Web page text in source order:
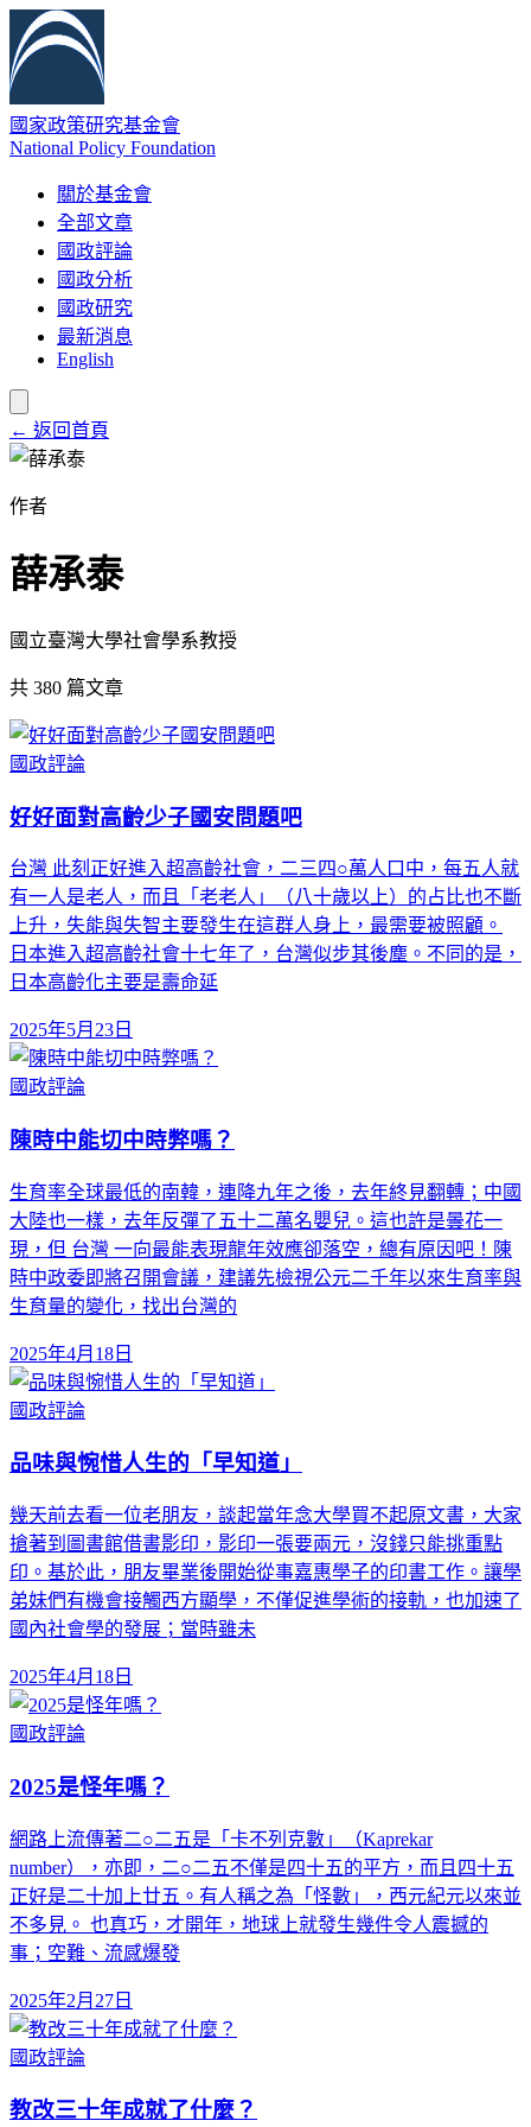
國家政策研究基金會
National Policy Foundation
關於基金會
全部文章
國政評論
國政分析
國政研究
最新消息
English
← 返回首頁
作者
薛承泰
國立臺灣大學社會學系教授
共 380 篇文章
國政評論
好好面對高齡少子國安問題吧
台灣 此刻正好進入超高齡社會，二三四○萬人口中，每五人就
有一人是老人，而且「老老人」（八十歲以上）的占比也不斷
上升，失能與失智主要發生在這群人身上，最需要被照顧。
日本進入超高齡社會十七年了，台灣似步其後塵。不同的是，
日本高齡化主要是壽命延
2025年5月23日
國政評論
陳時中能切中時弊嗎？
生育率全球最低的南韓，連降九年之後，去年終見翻轉；中國
大陸也一樣，去年反彈了五十二萬名嬰兒。這也許是曇花一
現，但 台灣 一向最能表現龍年效應卻落空，總有原因吧！陳
時中政委即將召開會議，建議先檢視公元二千年以來生育率與
生育量的變化，找出台灣的
2025年4月18日
國政評論
品味與惋惜人生的「早知道」
幾天前去看一位老朋友，談起當年念大學買不起原文書，大家
搶著到圖書館借書影印，影印一張要兩元，沒錢只能挑重點
印。基於此，朋友畢業後開始從事嘉惠學子的印書工作。讓學
弟妹們有機會接觸西方顯學，不僅促進學術的接軌，也加速了
國內社會學的發展；當時雖未
2025年4月18日
國政評論
2025是怪年嗎？
網路上流傳著二○二五是「卡不列克數」（Kaprekar
number），亦即，二○二五不僅是四十五的平方，而且四十五
正好是二十加上廿五。有人稱之為「怪數」，西元紀元以來並
不多見。 也真巧，才開年，地球上就發生幾件令人震撼的
事；空難、流感爆發
2025年2月27日
國政評論
教改三十年成就了什麼？